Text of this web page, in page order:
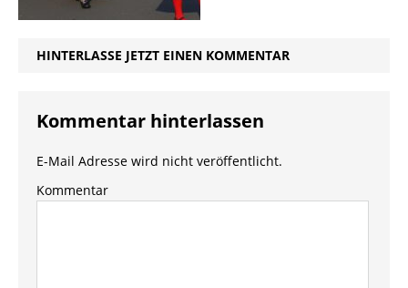
HINTERLASSE JETZT EINEN KOMMENTAR
Kommentar hinterlassen
E-Mail Adresse wird nicht veröffentlicht.
Kommentar